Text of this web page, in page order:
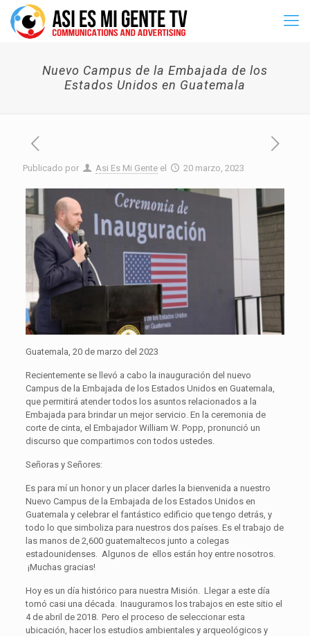
Nuevo Campus de la Embajada de los
Estados Unidos en Guatemala
Publicado por Asi Es Mi Gente el 20 marzo, 2023
Guatemala, 20 de marzo del 2023
Recientemente se llevó a cabo la inauguración del nuevo
Campus de la Embajada de los Estados Unidos en Guatemala,
que permitirá atender todos los asuntos relacionados a la
Embajada para brindar un mejor servicio. En la ceremonia de
corte de cinta, el Embajador William W. Popp, pronunció un
discurso que compartimos con todos ustedes.
Señoras y Señores:
Es para mí un honor y un placer darles la bienvenida a nuestro
Nuevo Campus de la Embajada de los Estados Unidos en
Guatemala y celebrar el fantástico edificio que tengo detrás, y
todo lo que simboliza para nuestros dos países. Es el trabajo de
las manos de 2,600 guatemaltecos junto a colegas
estadounidenses. Algunos de ellos están hoy entre nosotros.
¡Muchas gracias!
Hoy es un día histórico para nuestra Misión. Llegar a este día
tomó casi una década. Inauguramos los trabajos en este sitio el
4 de abril de 2018. Pero el proceso de seleccionar esta
ubicación, hacer los estudios ambientales y arqueológicos y